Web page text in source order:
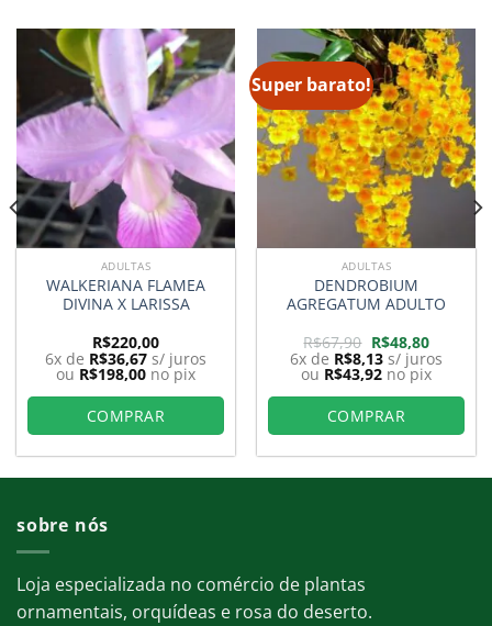
ADULTAS
WALKERIANA FLAMEA
DIVINA X LARISSA
R$220,00
6x de R$36,67 s/ juros
ou R$198,00 no pix
COMPRAR
Super barato!
ADULTAS
DENDROBIUM
AGREGATUM ADULTO
R$67,90 O
preço
original
era:
R$67,90.
R$48,80O
preço
atual
é:
R$48,80.
6x de R$8,13 s/ juros
ou R$43,92 no pix
COMPRAR
sobre nós
Loja especializada no comércio de plantas
ornamentais, orquídeas e rosa do deserto.